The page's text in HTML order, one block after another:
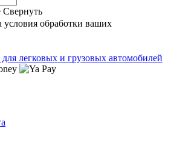
Свернуть
условия обработки ваших
для легковых и грузовых автомобилей